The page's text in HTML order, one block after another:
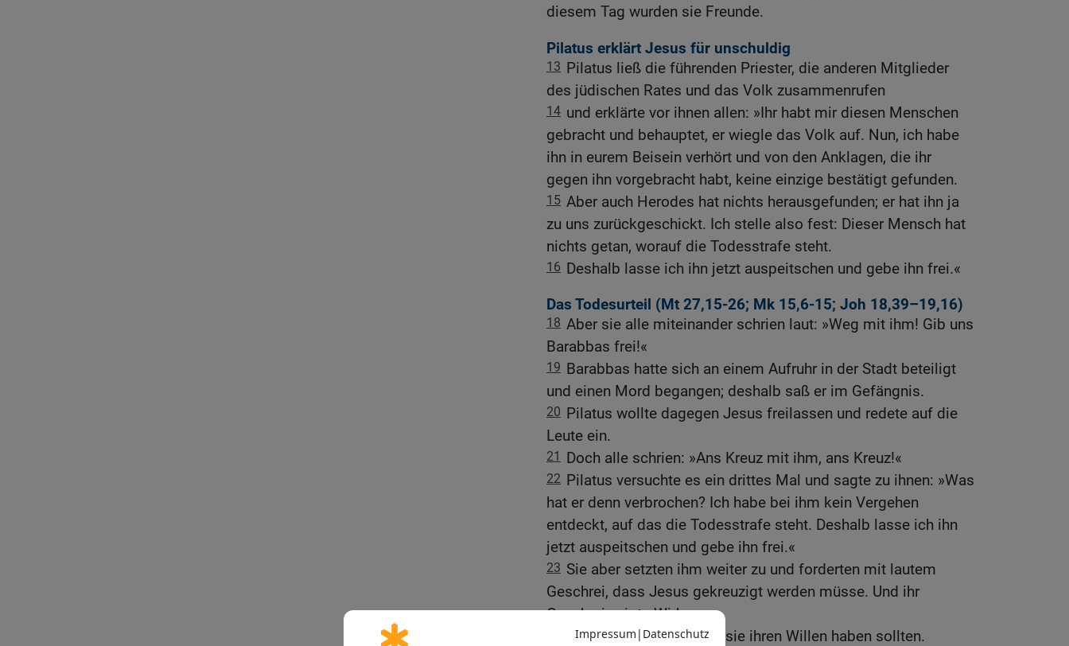
diesem Tag wurden sie Freunde.
Pilatus erklärt Jesus für unschuldig
13 Pilatus ließ die führenden Priester, die anderen Mitglieder
des jüdischen Rates und das Volk zusammenrufen
14 und erklärte vor ihnen allen: »Ihr habt mir diesen Menschen
gebracht und behauptet, er wiegle das Volk auf. Nun, ich habe
ihn in eurem Beisein verhört und von den Anklagen, die ihr
gegen ihn vorgebracht habt, keine einzige bestätigt gefunden.
15 Aber auch Herodes hat nichts herausgefunden; er hat ihn ja
zu uns zurückgeschickt. Ich stelle also fest: Dieser Mensch hat
nichts getan, worauf die Todesstrafe steht.
16 Deshalb lasse ich ihn jetzt auspeitschen und gebe ihn frei.«
Das Todesurteil (Mt 27,15-26; Mk 15,6-15; Joh 18,39–19,16)
18 Aber sie alle miteinander schrien laut: »Weg mit ihm! Gib uns
Barabbas frei!«
19 Barabbas hatte sich an einem Aufruhr in der Stadt beteiligt
und einen Mord begangen; deshalb saß er im Gefängnis.
20 Pilatus wollte dagegen Jesus freilassen und redete auf die
Leute ein.
21 Doch alle schrien: »Ans Kreuz mit ihm, ans Kreuz!«
22 Pilatus versuchte es ein drittes Mal und sagte zu ihnen: »Was
hat er denn verbrochen? Ich habe bei ihm kein Vergehen
entdeckt, auf das die Todesstrafe steht. Deshalb lasse ich ihn
jetzt auspeitschen und gebe ihn frei.«
23 Sie aber setzten ihm weiter zu und forderten mit lautem
Geschrei, dass Jesus gekreuzigt werden müsse. Und ihr
Geschrei zeigte Wirkung.
Pilatus entschied, dass sie ihren Willen haben sollten.